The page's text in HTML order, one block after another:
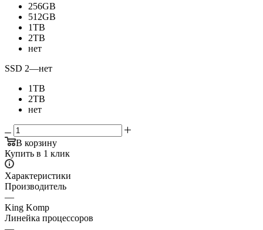
256GB
512GB
1TB
2TB
нет
SSD 2—нет
1TB
2TB
нет
В корзину
Купить в 1 клик
Характеристики
Производитель
—
King Komp
Линейка процессоров